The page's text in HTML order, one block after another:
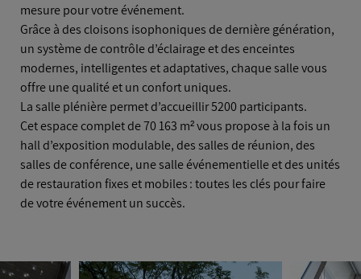
mesure pour votre événement.
Grâce à des cloisons isophoniques de dernière génération,
un système de contrôle d’éclairage et des enceintes
modernes, intelligentes et adaptatives, chaque salle vous
offre une qualité et un confort uniques.
La salle plénière permet d’accueillir 5200 participants.
Cet espace complet de 70 163 m² vous propose à la fois un
hall d’exposition modulable, des salles de réunion, des
salles de conférence, une salle événementielle et des unités
de restauration fixes et mobiles : toutes les clés pour faire
de votre événement un succès.